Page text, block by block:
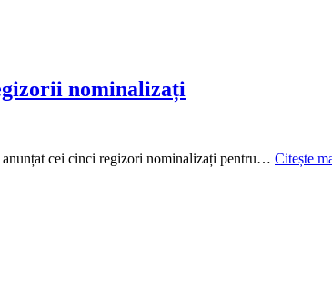
nominalizați
cei cinci regizori nominalizați pentru… Citește